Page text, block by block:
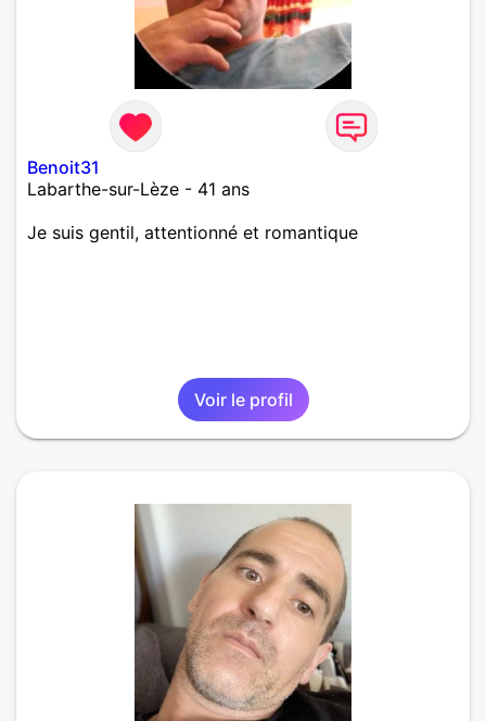
Benoit31
Labarthe-sur-Lèze - 41 ans
Je suis gentil, attentionné et romantique
Voir le profil